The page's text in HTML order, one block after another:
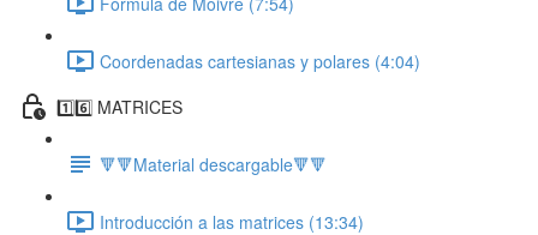
Coordenadas cartesianas y polares (4:04)
1️⃣6️⃣ MATRICES
🔻🔻Material descargable🔻🔻
Introducción a las matrices (13:34)